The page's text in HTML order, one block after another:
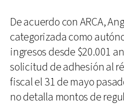
De acuerdo con ARCA,
categorizada como
ingresos desde $20.001
solicitud de adhesión al
fiscal el 31 de mayo
no detalla montos de